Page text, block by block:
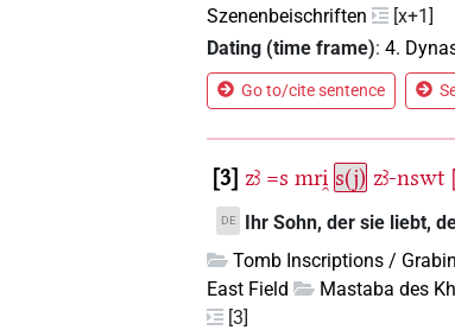
Szenenbeischriften
[x+1]
Dating (time frame):4.
Go to/cite sentence
3 zꜣ =s mri̯ s(j) zꜣ-nswt
DE
Ihr Sohn, der sie liebt,
Tomb Inscriptions /
East Field
Mastaba des
[3]